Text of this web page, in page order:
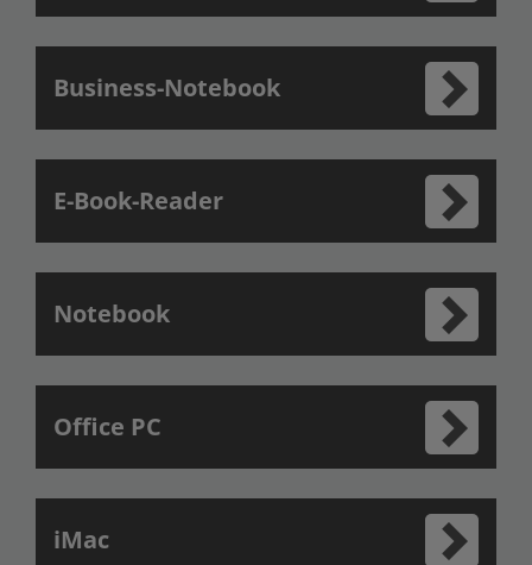
Business-Notebook
E-Book-Reader
Notebook
Office PC
iMac